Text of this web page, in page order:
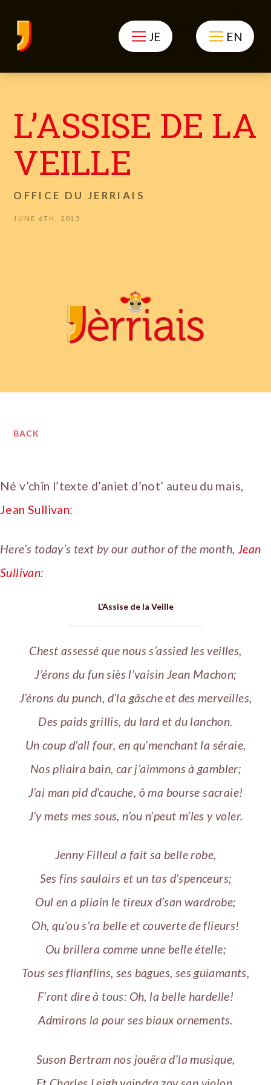
JE EN
L’ASSISE DE LA
VEILLE
OFFICE DU JERRIAIS
JUNE 6TH, 2015
BACK
Né v’chîn l’texte d’aniet d’not’ auteu du mais,
Jean Sullivan:
Here’s today’s text by our author of the month, Jean
Sullivan:
L’Assise de la Veille
Chest assessé que nous s’assied les veilles,
J’érons du fun siès l’vaisin Jean Machon;
J’érons du punch, d’la gâsche et des merveilles,
Des paids grillis, du lard et du lanchon.
Un coup d’all four, en qu’menchant la séraie,
Nos pliaira bain, car j’aimmons à gambler;
J’ai man pid d’cauche, ô ma bourse sacraie!
J’y mets mes sous, n’ou n’peut m’les y voler.
Jenny Filleul a fait sa belle robe,
Ses fins saulairs et un tas d’spenceurs;
Oul en a pliain le tireux d’san wardrobe;
Oh, qu’ou s’ra belle et couverte de flieurs!
Ou brillera comme unne belle ételle;
Tous ses flianflins, ses bagues, ses guiamants,
F’ront dire à tous: Oh, la belle hardelle!
Admirons la pour ses biaux ornements.
Suson Bertram nos jouëra d’la musique,